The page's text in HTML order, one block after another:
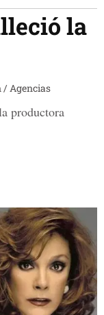
la
/ Agencias
productora